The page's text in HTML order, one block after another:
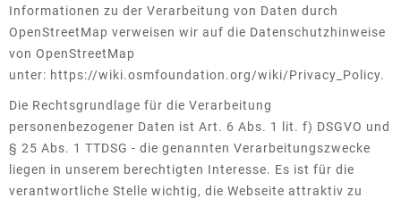
Informationen zu der Verarbeitung von Daten durch
OpenStreetMap verweisen wir auf die Datenschutzhinweise
von OpenStreetMap
unter: https://wiki.osmfoundation.org/wiki/Privacy_Policy.
Die Rechtsgrundlage für die Verarbeitung
personenbezogener Daten ist Art. 6 Abs. 1 lit. f) DSGVO und
§ 25 Abs. 1 TTDSG - die genannten Verarbeitungszwecke
liegen in unserem berechtigten Interesse. Es ist für die
verantwortliche Stelle wichtig, die Webseite attraktiv zu